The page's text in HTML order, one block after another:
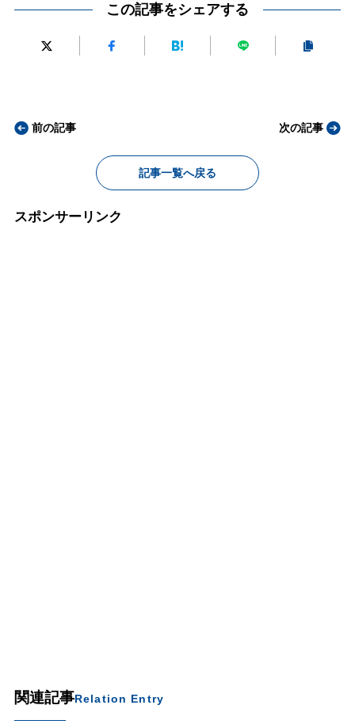
この記事をシェアする
前の記事
記事一覧へ戻る
次の記事
スポンサーリンク
関連記事Relation Entry